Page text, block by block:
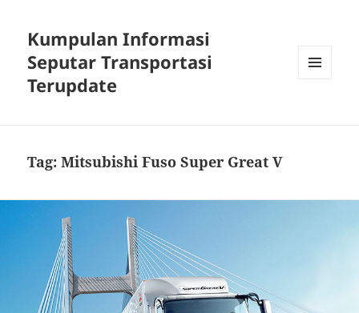
Kumpulan Informasi
Seputar Transportasi
Terupdate
Tag:Mitsubishi Fuso Super Great V